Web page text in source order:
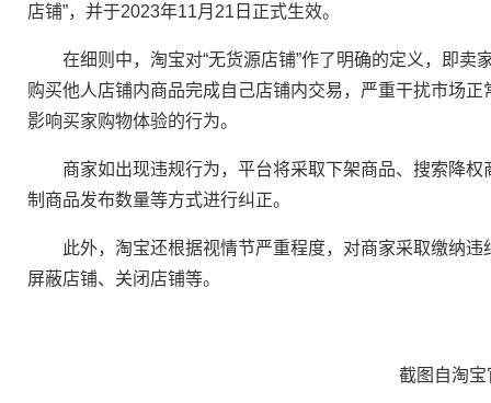
店铺”，并于2023年11月21日正式生效。
在细则中，淘宝对“无货源店铺”作了明确的定义，即卖
购买他人店铺内商品完成自己店铺内交易，严重干扰市场
影响买家购物体验的行为。
商家如出现违规行为，平台将采取下架商品、搜索降权
制商品发布数量等方式进行纠正。
此外，淘宝还根据视情节严重程度，对商家采取缴纳违
屏蔽店铺、关闭店铺等。
截图自淘宝